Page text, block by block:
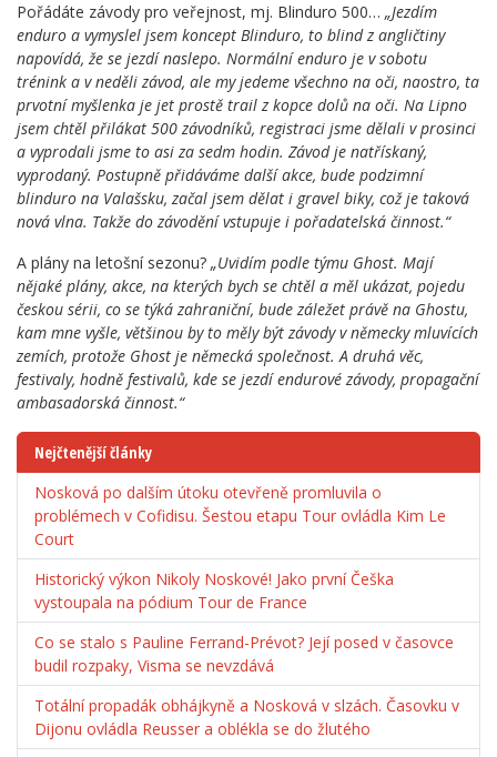
Pořádáte závody pro veřejnost, mj. Blinduro 500… „Jezdím
enduro a vymyslel jsem koncept Blinduro, to blind z angličtiny
napovídá, že se jezdí naslepo. Normální enduro je v sobotu
trénink a v neděli závod, ale my jedeme všechno na oči, naostro, ta
prvotní myšlenka je jet prostě trail z kopce dolů na oči. Na Lipno
jsem chtěl přilákat 500 závodníků, registraci jsme dělali v prosinci
a vyprodali jsme to asi za sedm hodin. Závod je natřískaný,
vyprodaný. Postupně přidáváme další akce, bude podzimní
blinduro na Valašsku, začal jsem dělat i gravel biky, což je taková
nová vlna. Takže do závodění vstupuje i pořadatelská činnost.“
A plány na letošní sezonu? „Uvidím podle týmu Ghost. Mají
nějaké plány, akce, na kterých bych se chtěl a měl ukázat, pojedu
českou sérii, co se týká zahraniční, bude záležet právě na Ghostu,
kam mne vyšle, většinou by to měly být závody v německy mluvících
zemích, protože Ghost je německá společnost. A druhá věc,
festivaly, hodně festivalů, kde se jezdí endurové závody, propagační
ambasadorská činnost.“
Nejčtenější články
Nosková po dalším útoku otevřeně promluvila o
problémech v Cofidisu. Šestou etapu Tour ovládla Kim Le
Court
Historický výkon Nikoly Noskové! Jako první Češka
vystoupala na pódium Tour de France
Co se stalo s Pauline Ferrand-Prévot? Její posed v časovce
budil rozpaky, Visma se nevzdává
Totální propadák obhájkyně a Nosková v slzách. Časovku v
Dijonu ovládla Reusser a oblékla se do žlutého